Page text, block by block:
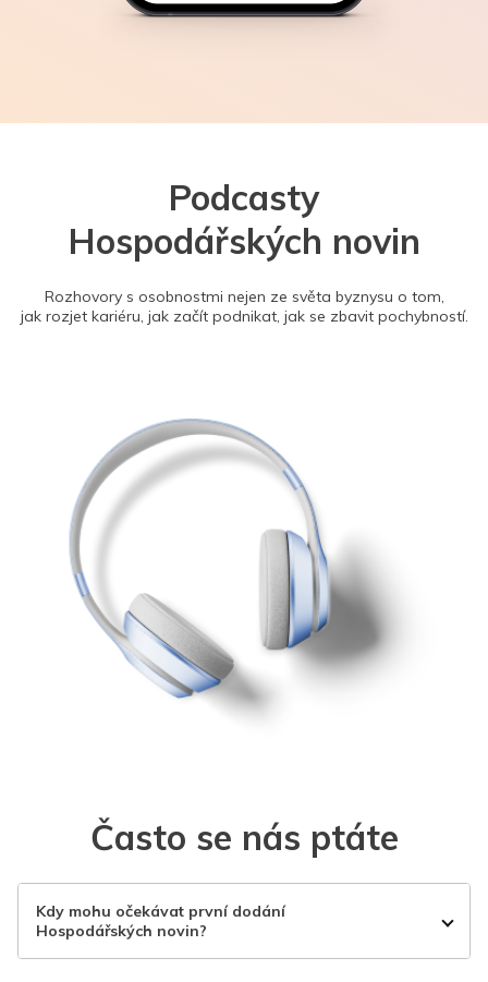
Podcasty
Hospodářských novin
Rozhovory s osobnostmi nejen ze světa byznysu o tom,
jak rozjet kariéru, jak začít podnikat, jak se zbavit pochybností.
Často se nás ptáte
Kdy mohu očekávat první dodání
Hospodářských novin?